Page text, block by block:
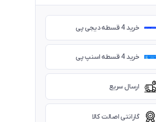
خرید 4 قسطه دیجی پی
خرید 4 قسطه اسنپ پی
ارسال سریع
گارانتی اصالت کالا